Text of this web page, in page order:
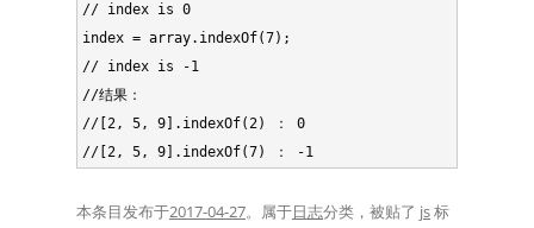
// index is 0
index = array.indexOf(7);
// index is -1
//结果：
//[2, 5, 9].indexOf(2) ： 0
本条目发布于2017-04-27。属于日志分类，被贴了 js标